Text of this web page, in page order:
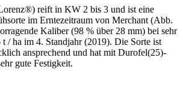
reift in KW 2 bis 3 und ist eine
im Erntezeitraum von Merchant (Abb.
Kaliber (98 % über 28 mm) bei sehr
t / ha im 4. Standjahr (2019). Die Sorte ist
ansprechend und hat mit Durofel(25)-
gute Festigkeit.